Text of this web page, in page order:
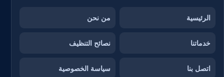
الرئيسية من نحن
خدماتنا نصائح التنظيف
اتصل بنا سياسة الخصوصية